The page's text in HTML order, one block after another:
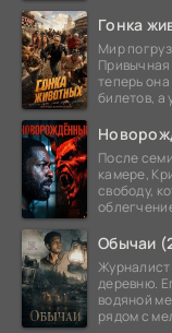
Гонка
Мир
теперь
билетов, а
После
камере,
свободу,
Обычаи
Журналист
деревню.
водяной
рядом с